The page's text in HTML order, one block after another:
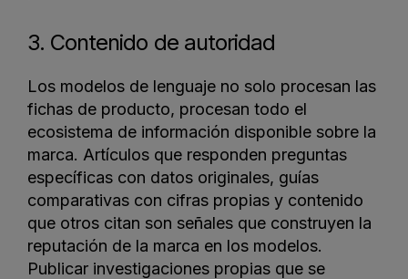
3. Contenido de autoridad
Los modelos de lenguaje no solo procesan las
fichas de producto, procesan todo el
ecosistema de información disponible sobre la
marca. Artículos que responden preguntas
específicas con datos originales, guías
comparativas con cifras propias y contenido
que otros citan son señales que construyen la
reputación de la marca en los modelos.
Publicar investigaciones propias que se